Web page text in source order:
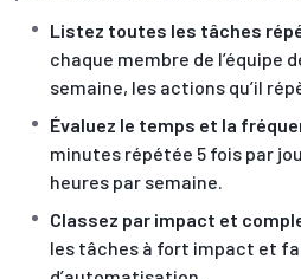
Listez toutes les tâches
chaque membre de l’équipe
semaine, les actions qu’il
Évaluez le temps et la
minutes répétée 5 fois par
heures par semaine.
Classez par impact et
les tâches à fort impact et